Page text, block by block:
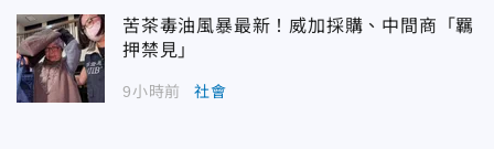
苦茶毒油風暴最新！威加採購、中間商「羈
押禁見」
9小時前 社會